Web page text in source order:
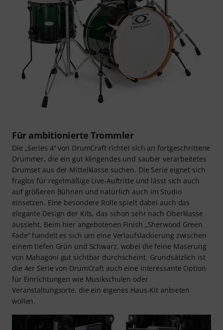
Für ambitionierte Trommler
Die „Series 4“ von DrumCraft richtet sich an fortgeschrittene
Drummer, die ein gut klingendes und sauber verarbeitetes
Drumset aus der Mittelklasse suchen. Die Serie eignet sich
fraglos für regelmäßige Live-Auftritte und lässt sich auch
auf größeren Bühnen und natürlich auch im Studio
einsetzen. Eine besondere Rolle spielt dabei auch das
elegante Design der Kits, das schon sehr nach Oberklasse
aussieht. Beim hier angebotenen Finish „Sherwood Green
Fade“ handelt es sich um eine Verlaufslackierung zwischen
einem tiefen Grün und Schwarz, wobei die feine Maserung
von Mahagoni gut sichtbar durchscheint. Grundsätzlich ist
die 4er Serie von DrumCraft auch eine interessante Option
für Einrichtungen wie Musikschulen oder
Veranstaltungsorte, die ein eigenes Haus-Kit anbieten
wollen.